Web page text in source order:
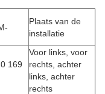
Plaats van de
installatie
169
Voor links, voor
rechts, achter
links, achter
rechts